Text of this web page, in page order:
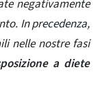
negativamente
In precedenza,
nelle nostre fasi
a diete